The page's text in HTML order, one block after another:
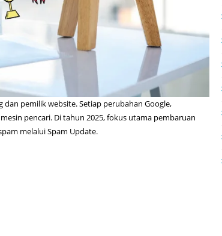
pemilik website. Setiap perubahan Google,
pencari. Di tahun 2025, fokus utama pembaruan
melalui Spam Update.